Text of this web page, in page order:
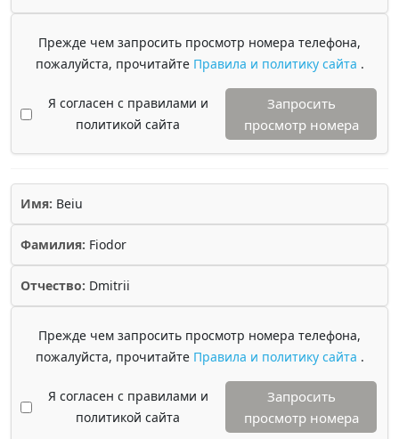
Прежде чем запросить просмотр номера телефона,
пожалуйста, прочитайте Правила и политику сайта .
Я согласен с правилами и
политикой сайта
Запросить
просмотр номера
Имя: Beiu
Фамилия: Fiodor
Отчество: Dmitrii
Прежде чем запросить просмотр номера телефона,
пожалуйста, прочитайте Правила и политику сайта .
Я согласен с правилами и
политикой сайта
Запросить
просмотр номера